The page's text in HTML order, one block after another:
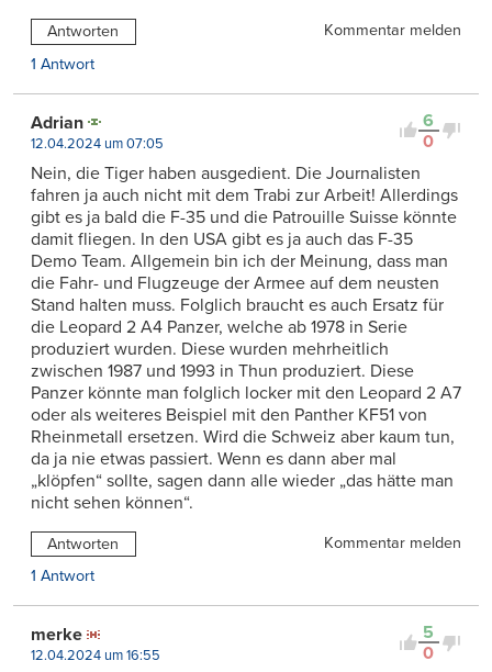
Antworten
Kommentar melden
1 Antwort
6
0
Adrian
12.04.2024 um 07:05
Nein, die Tiger haben ausgedient. Die Journalisten
fahren ja auch nicht mit dem Trabi zur Arbeit! Allerdings
gibt es ja bald die F-35 und die Patrouille Suisse könnte
damit fliegen. In den USA gibt es ja auch das F-35
Demo Team. Allgemein bin ich der Meinung, dass man
die Fahr- und Flugzeuge der Armee auf dem neusten
Stand halten muss. Folglich braucht es auch Ersatz für
die Leopard 2 A4 Panzer, welche ab 1978 in Serie
produziert wurden. Diese wurden mehrheitlich
zwischen 1987 und 1993 in Thun produziert. Diese
Panzer könnte man folglich locker mit den Leopard 2 A7
oder als weiteres Beispiel mit den Panther KF51 von
Rheinmetall ersetzen. Wird die Schweiz aber kaum tun,
da ja nie etwas passiert. Wenn es dann aber mal
„klöpfen“ sollte, sagen dann alle wieder „das hätte man
nicht sehen können“.
Antworten
Kommentar melden
1 Antwort
5
0
merke
12.04.2024 um 16:55